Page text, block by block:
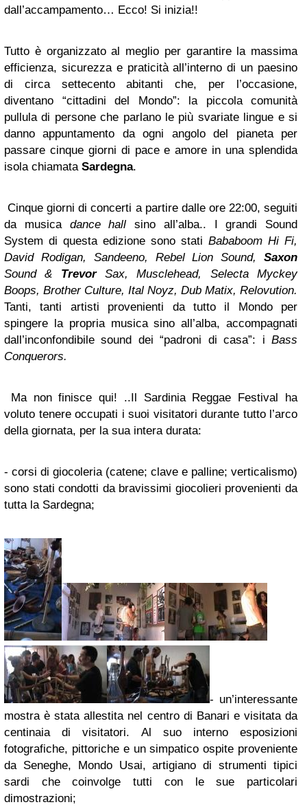
dall’accampamento… Ecco! Si inizia!!
Tutto è organizzato al meglio per garantire la massima
efficienza, sicurezza e praticità all’interno di un paesino
di circa settecento abitanti che, per l’occasione,
diventano “cittadini del Mondo”: la piccola comunità
pullula di persone che parlano le più svariate lingue e si
danno appuntamento da ogni angolo del pianeta per
passare cinque giorni di pace e amore in una splendida
isola chiamata Sardegna.
Cinque giorni di concerti a partire dalle ore 22:00, seguiti
da musica dance hall sino all’alba.. I grandi Sound
System di questa edizione sono stati Bababoom Hi Fi,
David Rodigan, Sandeeno, Rebel Lion Sound, Saxon
Sound & TrevorSax, Musclehead, Selecta Myckey
Boops, Brother Culture, Ital Noyz, Dub Matix, Relovution.
Tanti, tanti artisti provenienti da tutto il Mondo per
spingere la propria musica sino all’alba, accompagnati
dall’inconfondibile sound dei “padroni di casa”: i Bass
Conquerors.
Ma non finisce qui! ..Il Sardinia Reggae Festival ha
voluto tenere occupati i suoi visitatori durante tutto l’arco
della giornata, per la sua intera durata:
- corsi di giocoleria (catene; clave e palline; verticalismo)
sono stati condotti da bravissimi giocolieri provenienti da
tutta la Sardegna;
- un’interessante
mostra è stata allestita nel centro di Banari e visitata da
centinaia di visitatori. Al suo interno esposizioni
fotografiche, pittoriche e un simpatico ospite proveniente
da Seneghe, Mondo Usai, artigiano di strumenti tipici
sardi che coinvolge tutti con le sue particolari
dimostrazioni;